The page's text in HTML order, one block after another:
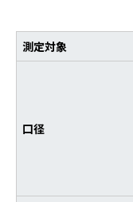
測定対象
口径